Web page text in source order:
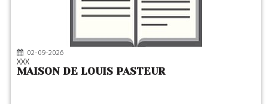
02-09-2026
XXX
MAISON DE LOUIS PASTEUR